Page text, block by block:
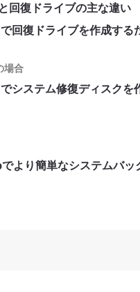
回復ドライブの主な違い
回復ドライブを作成する
場合
ステム修復ディスクを
より簡単なシステムバッ